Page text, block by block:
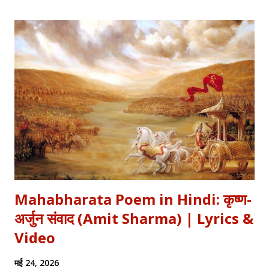
वक्त बदलते देर नहीं लगती। जिस तरह नुसरत फतेह अली खान साहब ने तुम्हें
दिल्लगी भूल जानी पड़ेगी गाकर इश्क़ और इबादत का फर्क समझाया, उसी तरह यह
कलाम हमें 'शुक्र' (Gratitude) का पाठ पढ़ाता है। इस लेख में हम इस कालजयी
रचना के हिंदी बोल (Lyrics), उसके गूढ़ अर्थ और शब्दार्थ को विस्तार से समझेंगे।
...
Mahabharata Poem in Hindi: कृष्ण-
अर्जुन संवाद (Amit Sharma) | Lyrics &
Video
मई 24, 2026